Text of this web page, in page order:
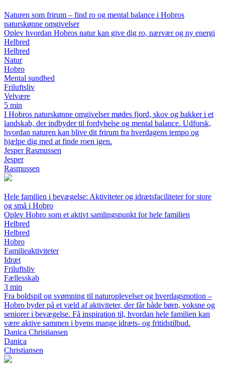
Naturen som frirum – find ro og mental balance i Hobros
naturskønne omgivelser
Oplev hvordan Hobros natur kan give dig ro, nærvær og ny energi
Helbred
Helbred
Natur
Hobro
Mental sundhed
Friluftsliv
Velvære
5 min
I Hobros naturskønne omgivelser mødes fjord, skov og bakker i et
landskab, der indbyder til fordybelse og mental balance. Udforsk,
hvordan naturen kan blive dit frirum fra hverdagens tempo og
hjælpe dig med at finde roen igen.
Jesper Rasmussen
Jesper
Rasmussen
Hele familien i bevægelse: Aktiviteter og idrætsfaciliteter for store
og små i Hobro
Oplev Hobro som et aktivt samlingspunkt for hele familien
Helbred
Helbred
Hobro
Familieaktiviteter
Idræt
Friluftsliv
Fællesskab
3 min
Fra boldspil og svømning til naturoplevelser og hverdagsmotion –
Hobro byder på et væld af aktiviteter, der får både børn, voksne og
seniorer i bevægelse. Få inspiration til, hvordan hele familien kan
være aktive sammen i byens mange idræts- og fritidstilbud.
Danica Christiansen
Danica
Christiansen